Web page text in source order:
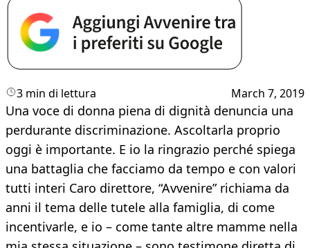
3 min di lettura March 7, 2019
Una voce di donna piena di dignità denuncia una
perdurante discriminazione. Ascoltarla proprio
oggi è importante. E io la ringrazio perché spiega
una battaglia che facciamo da tempo e con valori
tutti interi Caro direttore, “Avvenire” richiama da
anni il tema delle tutele alla famiglia, di come
incentivarle, e io – come tante altre mamme nella